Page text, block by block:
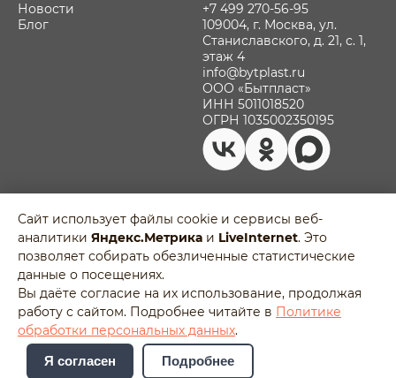
Новости
Блог
+7 499 270-56-95
109004, г. Москва, ул.
Станиславского, д. 21, с. 1,
этаж 4
info@bytplast.ru
ООО «Бытпласт»
ИНН 5011018520
ОГРН 1035002350195
Политика обработки персональных
данных
Пользовательское соглашение
Отозвать согласие на обработку
персональных данных
Сайт использует файлы cookie и сервисы веб-
аналитики Яндекс.Метрика и LiveInternet. Это
позволяет собирать обезличенные статистические
данные о посещениях.
Вы даёте согласие на их использование, продолжая
работу с сайтом. Подробнее читайте в Политике
обработки персональных данных.
Я согласен Подробнее